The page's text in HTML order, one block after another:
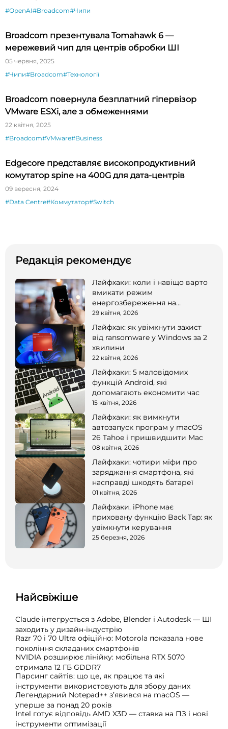
#OpenAI#Broadcom#Чипи
Broadcom презентувала Tomahawk 6 —
мережевий чип для центрів обробки ШІ
05 червня, 2025
#Чипи#Broadcom#Технології
Broadcom повернула безплатний гіпервізор
VMware ESXi, але з обмеженнями
22 квітня, 2025
#Broadcom#VMware#Business
Edgecore представляє високопродуктивний
комутатор spine на 400G для дата-центрів
09 вересня, 2024
#Data Centre#Коммутатор#Switch
Редакція рекомендує
Лайфхаки: коли і навіщо варто
вмикати режим
енергозбереження на
смартфоні
29 квітня, 2026
Лайфхак: як увімкнути захист
від ransomware у Windows за 2
хвилини
22 квітня, 2026
Лайфхаки: 5 маловідомих
функцій Android, які
допомагають економити час
15 квітня, 2026
Лайфхаки: як вимкнути
автозапуск програм у macOS
26 Tahoe і пришвидшити Mac
08 квітня, 2026
Лайфхаки: чотири міфи про
заряджання смартфона, які
насправді шкодять батареї
01 квітня, 2026
Лайфхаки. iPhone має
приховану функцію Back Tap: як
увімкнути керування
25 березня, 2026
Найсвіжіше
Claude інтегрується з Adobe, Blender і Autodesk — ШІ
заходить у дизайн-індустрію
Razr 70 і 70 Ultra офіційно: Motorola показала нове
покоління складаних смартфонів
NVIDIA розширює лінійку: мобільна RTX 5070
отримала 12 ГБ GDDR7
Парсинг сайтів: що це, як працює та які
інструменти використовують для збору даних
Легендарний Notepad++ з’явився на macOS —
уперше за понад 20 років
Intel готує відповідь AMD X3D — ставка на ПЗ і нові
інструменти оптимізації